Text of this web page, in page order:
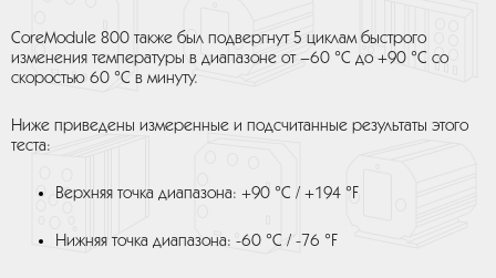
CoreModule 800 также был подвергнут 5 циклам быстрого
изменения температуры в диапазоне от –60 °С до +90 °С со
скоростью 60 °С в минуту.
Ниже приведены измеренные и подсчитанные результаты этого
теста:
Верхняя точка диапазона: +90 °C / +194 °F
Нижняя точка диапазона: -60 °C / -76 °F